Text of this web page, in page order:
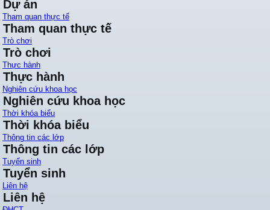
Dự án
Tham quan thực tế
Tham quan thực tế
Trò chơi
Trò chơi
Thực hành
Thực hành
Nghiên cứu khoa học
Nghiên cứu khoa học
Thời khóa biểu
Thời khóa biểu
Thông tin các lớp
Thông tin các lớp
Tuyển sinh
Tuyển sinh
Liên hệ
Liên hệ